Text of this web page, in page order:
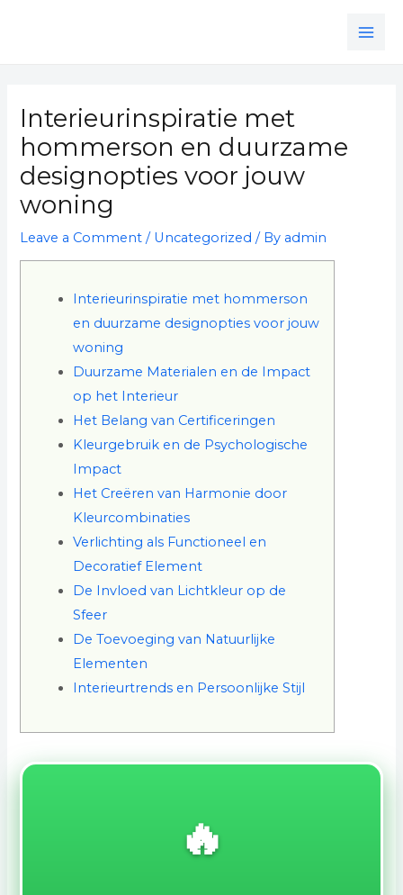
Interieurinspiratie met
hommerson en duurzame
designopties voor jouw
woning
Leave a Comment / Uncategorized / By admin
Interieurinspiratie met hommerson
en duurzame designopties voor jouw
woning
Duurzame Materialen en de Impact
op het Interieur
Het Belang van Certificeringen
Kleurgebruik en de Psychologische
Impact
Het Creëren van Harmonie door
Kleurcombinaties
Verlichting als Functioneel en
Decoratief Element
De Invloed van Lichtkleur op de
Sfeer
De Toevoeging van Natuurlijke
Elementen
Interieurtrends en Persoonlijke Stijl
🔥